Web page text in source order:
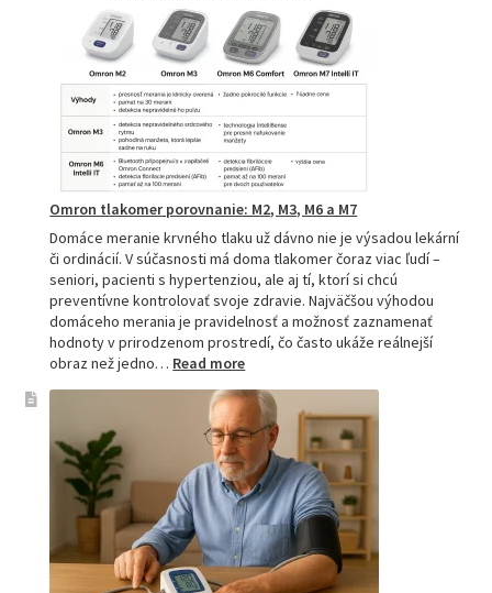
spoľahlivý
pomocník
pre
zdravie
Omron tlakomer porovnanie: M2, M3, M6 a M7
Domáce meranie krvného tlaku už dávno nie je výsadou lekární
či ordinácií. V súčasnosti má doma tlakomer čoraz viac ľudí –
seniori, pacienti s hypertenziou, ale aj tí, ktorí si chcú
preventívne kontrolovať svoje zdravie. Najväčšou výhodou
domáceho merania je pravidelnosť a možnosť zaznamenať
hodnoty v prirodzenom prostredí, čo často ukáže reálnejší
obraz než jedno… Read more:
tlakomer
porovnanie:
M2,
M3,
M6
a
M7